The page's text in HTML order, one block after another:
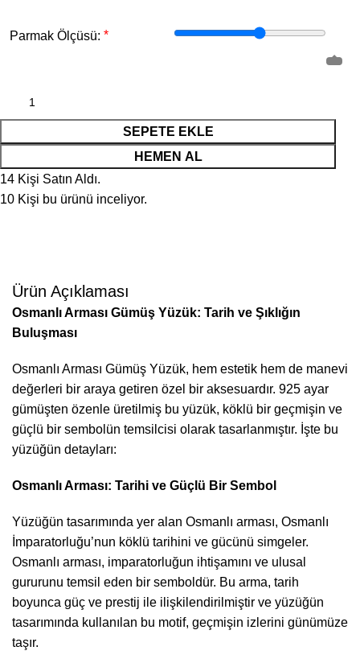
Parmak Ölçüsü: *
SEPETE EKLE
HEMEN AL
14 Kişi Satın Aldı.
10 Kişi bu ürünü inceliyor.
Ürün Açıklaması
Osmanlı Arması Gümüş Yüzük: Tarih ve Şıklığın
Buluşması
Osmanlı Arması Gümüş Yüzük, hem estetik hem de manevi
değerleri bir araya getiren özel bir aksesuardır. 925 ayar
gümüşten özenle üretilmiş bu yüzük, köklü bir geçmişin ve
güçlü bir sembolün temsilcisi olarak tasarlanmıştır. İşte bu
yüzüğün detayları:
Osmanlı Arması: Tarihi ve Güçlü Bir Sembol
Yüzüğün tasarımında yer alan Osmanlı arması, Osmanlı
İmparatorluğu’nun köklü tarihini ve gücünü simgeler.
Osmanlı arması, imparatorluğun ihtişamını ve ulusal
gururunu temsil eden bir semboldür. Bu arma, tarih
boyunca güç ve prestij ile ilişkilendirilmiştir ve yüzüğün
tasarımında kullanılan bu motif, geçmişin izlerini günümüze
taşır.